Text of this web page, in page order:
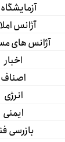
آژانس
آژانس های
اخبار
اصناف
انرژی
ایمنی
بازرسی